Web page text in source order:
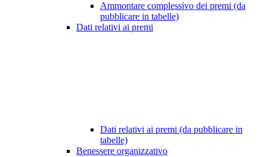
Ammontare complessivo dei premi (da
pubblicare in tabelle)
Dati relativi ai premi
Dati relativi ai premi (da pubblicare in
tabelle)
Benessere organizzativo